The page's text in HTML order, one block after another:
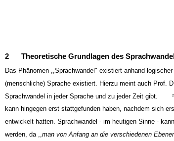
2 Theoretische Grundlagen des
Das Phänomen ,,Sprachwandel" existiert anhand
(menschliche) Sprache existiert. Hierzu meint auch Prof.
Sprachwandel in jeder Sprache und zu jeder Zeit gibt.
2
kann hingegen erst stattgefunden haben, nachdem sich
entwickelt hatten. Sprachwandel - im heutigen Sinne -
werden, da ,, man von Anfang an die verschiedenen